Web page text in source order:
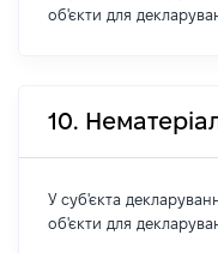
об'єкти для
10.
У суб'єкта
об'єкти для